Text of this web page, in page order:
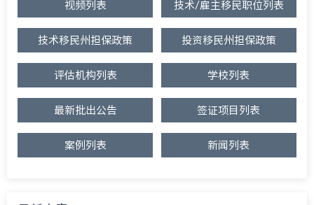
视频列表 技术/雇主移民职位列表
技术移民州担保政策 投资移民州担保政策
评估机构列表 学校列表
最新批出公告 签证项目列表
案例列表 新闻列表